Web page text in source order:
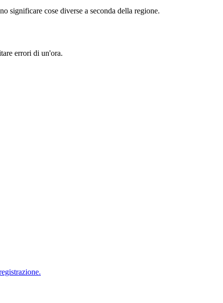
significare cose diverse a seconda della regione.
errori di un'ora.